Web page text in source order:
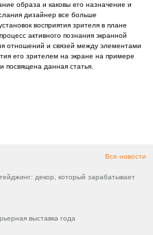
Все новости
декор, который зарабатывает
выставка года
образа и каковы его назначение и
дизайнер все больше
восприятия зрителя в плане
активного познания экранной
отношений и связей между элементами
его зрителем на экране на примере
посвящена данная статья.